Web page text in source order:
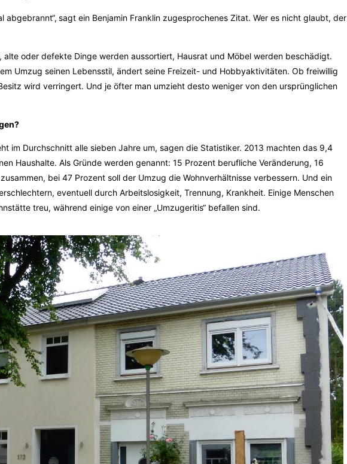
abgebrannt“, sagt ein Benjamin Franklin zugesprochenes Zitat. Wer es nicht glaubt, der
alte oder defekte Dinge werden aussortiert, Hausrat und Möbel werden beschädigt.
Umzug seinen Lebensstil, ändert seine Freizeit- und Hobbyaktivitäten. Ob freiwillig
wird verringert. Und je öfter man umzieht desto weniger von den ursprünglichen
im Durchschnitt alle sieben Jahre um, sagen die Statistiker. 2013 machten das 9,4
Haushalte. Als Gründe werden genannt: 15 Prozent berufliche Veränderung, 16
bei 47 Prozent soll der Umzug die Wohnverhältnisse verbessern. Und ein
eventuell durch Arbeitslosigkeit, Trennung, Krankheit. Einige Menschen
treu, während einige von einer „Umzugeritis“ befallen sind.